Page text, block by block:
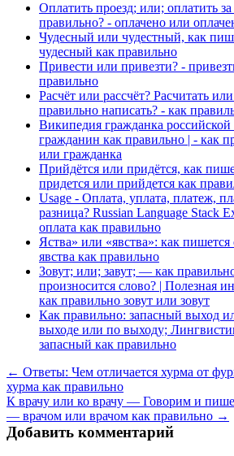
Оплатить проезд; или; оплатить
правильно? - оплачено или
Чудесный или чудестный, как
чудесный как правильно
Привести или привезти? -
правильно
Расчёт или рассчёт? Расчитать
правильно написать? - как
Википедия гражданка
гражданин как правильно | - как
или гражданка
Прийдётся или придётся, как
придется или прийдется как
Usage - Оплата, уплата, платеж,
разница? Russian Language Stack
оплата как правильно
Яства» или «явства»: как пишется
явства как правильно
Зовут; или; завут; — как
произносится слово? | Полезная
как правильно зовут или зовут
Как правильно: запасный выход
выходе или по выходу;
запасный как правильно
← Ответы: Чем отличается хурма от
хурма как правильно
К врачу или ко врачу — Говорим и
— врачом или врачом как правильно →
Добавить комментарий